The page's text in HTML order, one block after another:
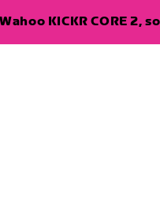
KICKR CORE 2,